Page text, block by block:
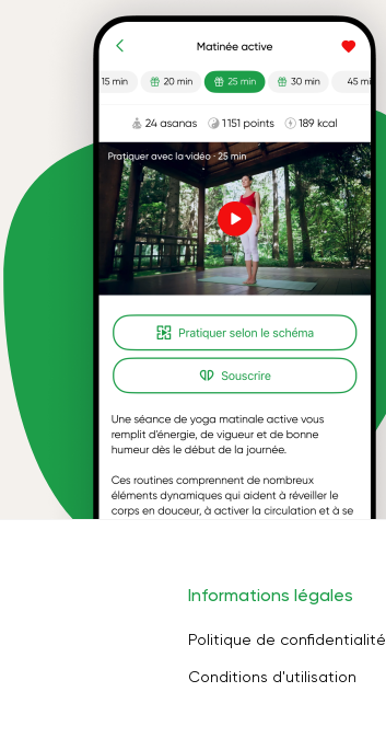
Informations légales
Politique de confidentialité
Conditions d'utilisation